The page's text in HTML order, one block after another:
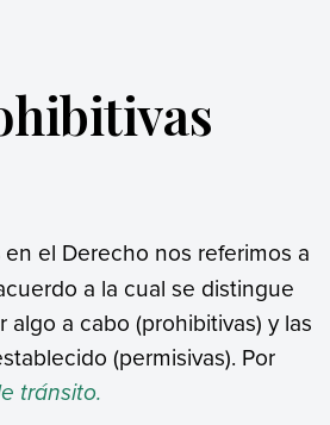
en el Derecho nos referimos a
a la cual se distingue
a cabo (prohibitivas) y las
(permisivas). Por
tránsito.